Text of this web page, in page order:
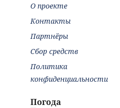
О проекте
Контакты
Партнёры
Сбор средств
Политика
конфиденциальности
Погода